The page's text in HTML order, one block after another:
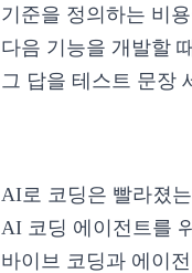
기준을 정의하는 비
다음 기능을 개발할
그 답을 테스트 문장
AI로 코딩은 빨라졌
AI 코딩 에이전트를
바이브 코딩과 에이